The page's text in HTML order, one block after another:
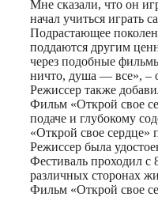
Мне сказали, что он
начал учиться играть
Подрастающее
поддаются другим
через подобные
ничто, душа — все», –
Режиссер также
Фильм «Открой свое
подаче и глубокому
«Открой свое
Режиссер была
Фестиваль проходил с
различных сторонах
Фильм «Открой свое